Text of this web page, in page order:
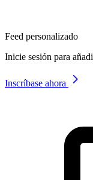
Feed personalizado
Inicie sesión para
Inscríbase ahora